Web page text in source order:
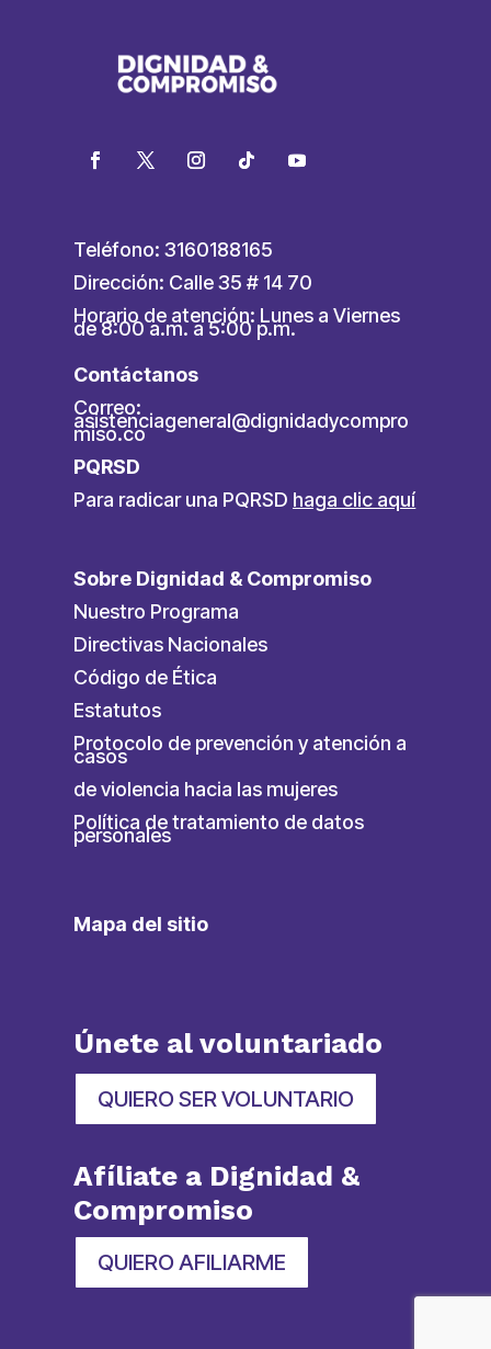
Teléfono: 3160188165
Dirección: Calle 35 # 14 70
Horario de atención: Lunes a Viernes
de 8:00 a.m. a 5:00 p.m.
Contáctanos
Correo:
asistenciageneral@dignidadycompro
miso.co
PQRSD
Para radicar una PQRSD haga clic aquí
Sobre Dignidad & Compromiso
Nuestro Programa
Directivas Nacionales
Código de Ética
Estatutos
Protocolo de prevención y atención a
casos
de violencia hacia las mujeres
Política de tratamiento de datos
personales
Mapa del sitio
Únete al voluntariado
QUIERO SER VOLUNTARIO
Afíliate a Dignidad &
Compromiso
QUIERO AFILIARME